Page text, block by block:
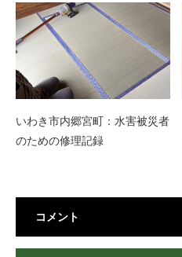
いわき市内郷宮町：水害被災者
のための修理記録
コメント